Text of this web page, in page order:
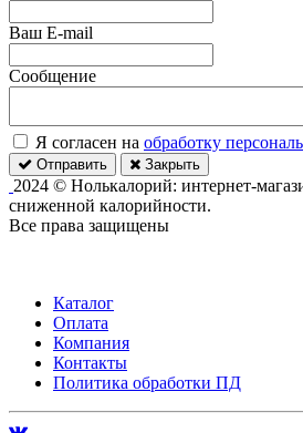
Ваш E-mail
Сообщение
Я согласен на обработку
Отправить Закрыть
2024 © Нолькалорий: интернет-
сниженной калорийности.
Все права защищены
Каталог
Оплата
Компания
Контакты
Политика обработки ПД